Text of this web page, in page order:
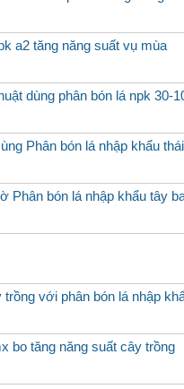
a2 tăng năng suất vụ mùa
dùng phân bón lá npk 30-
Phân bón lá nhập khẩu
Phân bón lá nhập khẩu tây
với phân bón lá nhập
bo tăng năng suất cây trồng